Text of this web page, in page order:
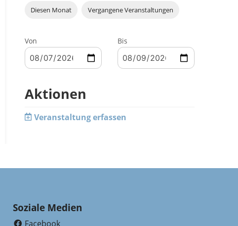
Diesen Monat Vergangene Veranstaltungen
Von Bis
Aktionen
Veranstaltung erfassen
Soziale Medien
Facebook